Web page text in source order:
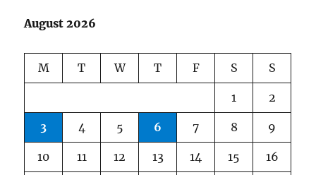
August 2026
M T W T F S S
1 2
3 4 5 6 7 8 9
10 11 12 13 14 15 16